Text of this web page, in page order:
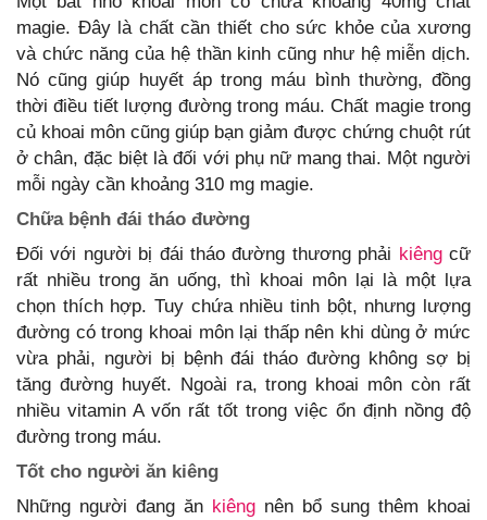
magie. Đây là chất cần thiết cho sức khỏe của xương
và chức năng của hệ thần kinh cũng như hệ miễn dịch.
Nó cũng giúp huyết áp trong máu bình thường, đồng
thời điều tiết lượng đường trong máu. Chất magie trong
củ khoai môn cũng giúp bạn giảm được chứng chuột rút
ở chân, đặc biệt là đối với phụ nữ mang thai. Một người
mỗi ngày cần khoảng 310 mg magie.
Chữa bệnh đái tháo đường
Đối với người bị đái tháo đường thương phải kiêngcữ
rất nhiều trong ăn uống, thì khoai môn lại là một lựa
chọn thích hợp. Tuy chứa nhiều tinh bột, nhưng lượng
đường có trong khoai môn lại thấp nên khi dùng ở mức
vừa phải, người bị bệnh đái tháo đường không sợ bị
tăng đường huyết. Ngoài ra, trong khoai môn còn rất
nhiều vitamin A vốn rất tốt trong việc ổn định nồng độ
đường trong máu.
Tốt cho người ăn kiêng
Những người đang ăn kiêng nên bổ sung thêm khoai